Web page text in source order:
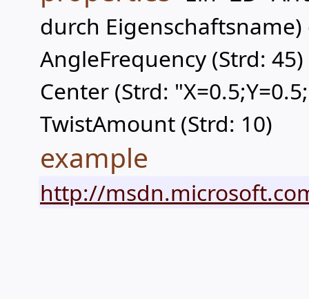
durch
AngleFrequency (Strd: 45)
Center (Strd:
TwistAmount (Strd: 10)
example
http://